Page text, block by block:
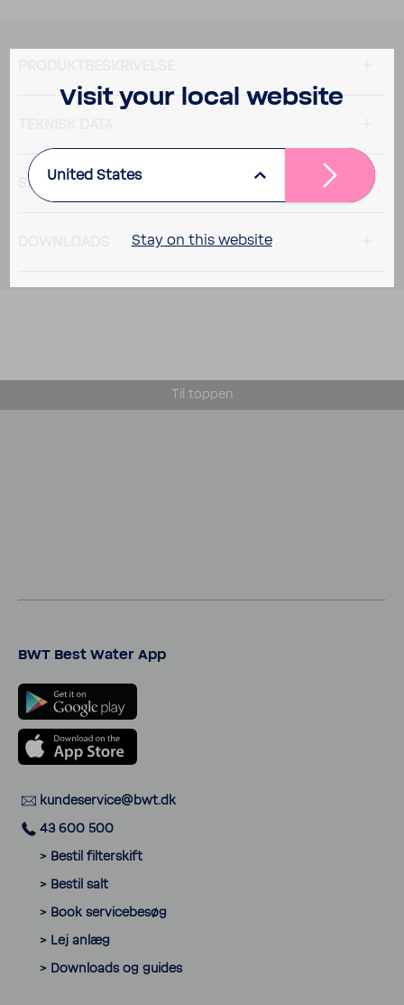
SPØRGSMÅL
Til toppen
BWT Best Water App
kunde­ser­vice@bwt.dk
43 600 500
> Bestil filter­skift
> Bestil salt
> Book servi­ce­besøg
> Lej anlæg
> Down­loads og guides
Visit your local website
United States
Stay on this website